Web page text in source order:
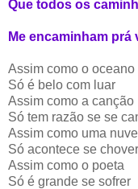
Que todos os
Me encaminham prá
Assim como o oceano
Só é belo com luar
Assim como a canção
Só tem razão se se
Assim como uma
Só acontece se chover
Assim como o poeta
Só é grande se sofrer